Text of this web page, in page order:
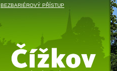
BEZBARIÉROVÝ PŘÍSTUP